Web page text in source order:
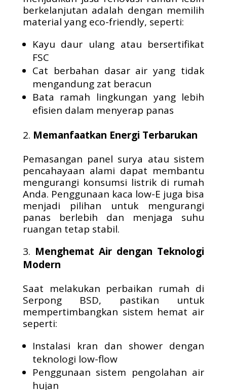
berkelanjutan adalah dengan memilih
material yang eco-friendly, seperti:
Kayu daur ulang atau bersertifikat
FSC
Cat berbahan dasar air yang tidak
mengandung zat beracun
Bata ramah lingkungan yang lebih
efisien dalam menyerap panas
Memanfaatkan Energi Terbarukan
Pemasangan panel surya atau sistem
pencahayaan alami dapat membantu
mengurangi konsumsi listrik di rumah
Anda. Penggunaan kaca low-E juga bisa
menjadi pilihan untuk mengurangi
panas berlebih dan menjaga suhu
ruangan tetap stabil.
Menghemat Air dengan Teknologi
Modern
Saat melakukan perbaikan rumah di
Serpong BSD, pastikan untuk
mempertimbangkan sistem hemat air
seperti:
Instalasi kran dan shower dengan
teknologi low-flow
Penggunaan sistem pengolahan air
hujan